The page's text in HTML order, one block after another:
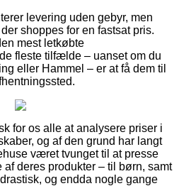
levering uden gebyr, men
shoppes for en fastsat pris.
mest letkøbte
fleste tilfælde – uanset om du
eller Hammel – er at få dem til
for os alle at analysere priser i
og af den grund har langt
været tvunget til at presse
deres produkter – til børn, samt
og endda nogle gange